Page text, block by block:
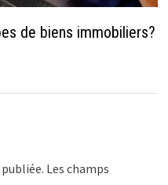
de biens immobiliers?
Les champs